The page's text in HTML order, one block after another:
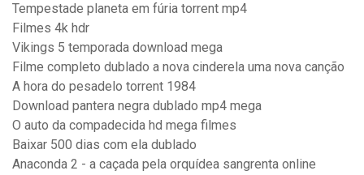
Tempestade planeta em fúria torrent mp4
Filmes 4k hdr
Vikings 5 temporada download mega
Filme completo dublado a nova cinderela uma nova canção
A hora do pesadelo torrent 1984
Download pantera negra dublado mp4 mega
O auto da compadecida hd mega filmes
Baixar 500 dias com ela dublado
Anaconda 2 - a caçada pela orquídea sangrenta online